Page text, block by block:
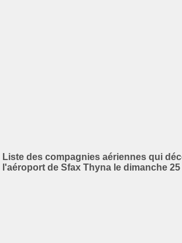
Liste des compagnies aériennes qui
l'aéroport de Sfax Thyna le dimanche 25